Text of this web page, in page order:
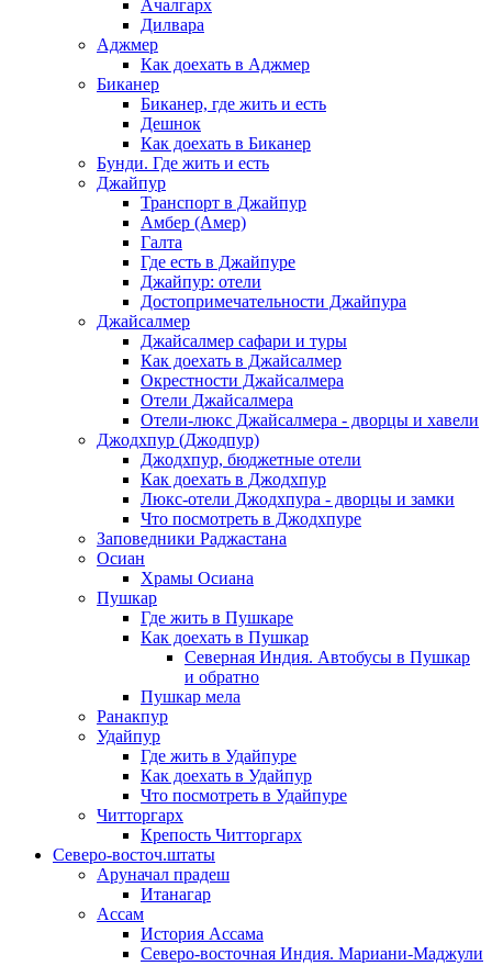
Ачалгарх
Дилвара
Аджмер
Как доехать в Аджмер
Биканер
Биканер, где жить и есть
Дешнок
Как доехать в Биканер
Бунди. Где жить и есть
Джайпур
Транспорт в Джайпур
Амбер (Амер)
Галта
Где есть в Джайпуре
Джайпур: отели
Достопримечательности Джайпура
Джайсалмер
Джайсалмер сафари и туры
Как доехать в Джайсалмер
Окрестности Джайсалмера
Отели Джайсалмера
Отели-люкс Джайсалмера - дворцы и хавели
Джодхпур (Джодпур)
Джодхпур, бюджетные отели
Как доехать в Джодхпур
Люкс-отели Джодхпура - дворцы и замки
Что посмотреть в Джодхпуре
Заповедники Раджастана
Осиан
Храмы Осиана
Пушкар
Где жить в Пушкаре
Как доехать в Пушкар
Северная Индия. Автобусы в Пушкар
и обратно
Пушкар мела
Ранакпур
Удайпур
Где жить в Удайпуре
Как доехать в Удайпур
Что посмотреть в Удайпуре
Читторгарх
Крепость Читторгарх
Северо-восточ.штаты
Аруначал прадеш
Итанагар
Ассам
История Ассама
Северо-восточная Индия. Мариани-Маджули